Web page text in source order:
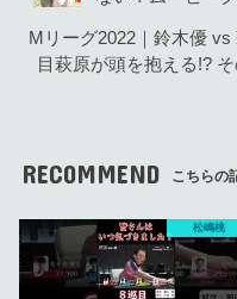
Mリーグ2022｜鈴木優
目萩原が頭を抱える!?
RECOMMEND こちらの
松嶋桃